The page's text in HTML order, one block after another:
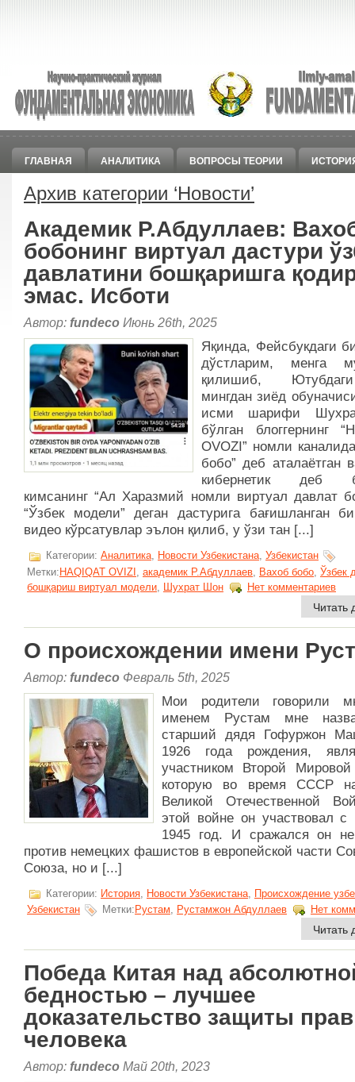
ГЛАВНАЯ АНАЛИТИКА ВОПРОСЫ ТЕОРИИ
Архив категории ‘Новости’
Академик Р.Абдуллаев:
бобонинг виртуал дастури
давлатини бошқаришга
эмас. Исботи
Автор: fundeco Июнь 26th, 2025
Яқинда, Фейсбукдаги
дўстларим, менга
қилишиб,
мингдан зиёд
исми шарифи
бўлган блоггернинг
OVOZI” номли
бобо” деб аталаётган
кибернетик деб
кимсанинг “Ал Харазмий номли виртуал давлат
“Ўзбек модели” деган дастурига бағишланган
видео кўрсатувлар эълон қилиб, у ўзи тан [...]
Категории: Аналитика, Новости Узбекистана, Узбекистан
Метки:HAQIQAT OVIZI академик Р.Абдуллаев Вахоб бобо Ўзбек
бошқариш виртуал модели, Шухрат Шон Нет комментариев
Читать
О происхождении имени
Автор: fundeco Февраль 5th, 2025
Мои родители говорили
именем Рустам мне
старший дядя Гофуржон
1926 года рождения,
участником Второй
которую во время СССР
Великой Отечественной
этой войне он участвовал с
1945 год. И сражался он не
против немецких фашистов в европейской части
Союза, но и [...]
Категории: История Новости Узбекистана Происхождение
Узбекистан
Метки: Рустам, Рустамжон Абдуллаев Нет
Читать
Победа Китая над
бедностью – лучшее
доказательство защиты прав
человека
Автор: fundeco Май 20th, 2023